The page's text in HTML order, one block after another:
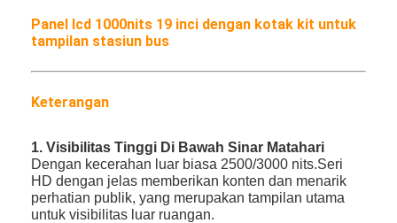
Panel lcd 1000nits 19 inci dengan kotak kit untuk
tampilan stasiun bus
Keterangan
1. Visibilitas Tinggi Di Bawah Sinar Matahari
Dengan kecerahan luar biasa 2500/3000 nits.Seri
HD dengan jelas memberikan konten dan menarik
perhatian publik, yang merupakan tampilan utama
untuk visibilitas luar ruangan.